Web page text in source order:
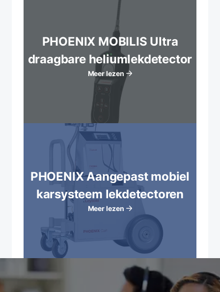
PHOENIX MOBILIS Ultra
draagbare heliumlekdetector
Meer lezen
PHOENIX Aangepast mobiel
karsysteem lekdetectoren
Meer lezen